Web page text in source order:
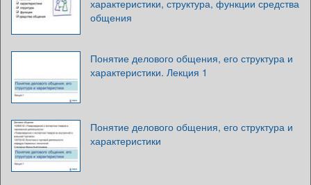
характеристики, структура, функции средства
общения
Понятие делового общения, его структура и
характеристики. Лекция 1
Понятие делового общения, его структура и
характеристики